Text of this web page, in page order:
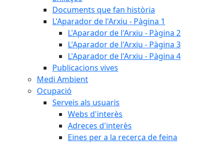
Documents que fan història
L'Aparador de l'Arxiu - Pàgina 1
L'Aparador de l'Arxiu - Pàgina 2
L'Aparador de l'Arxiu - Pàgina 3
L'Aparador de l'Arxiu - Pàgina 4
Publicacions vives
Medi Ambient
Ocupació
Serveis als usuaris
Webs d'interès
Adreces d'interès
Eines per a la recerca de feina